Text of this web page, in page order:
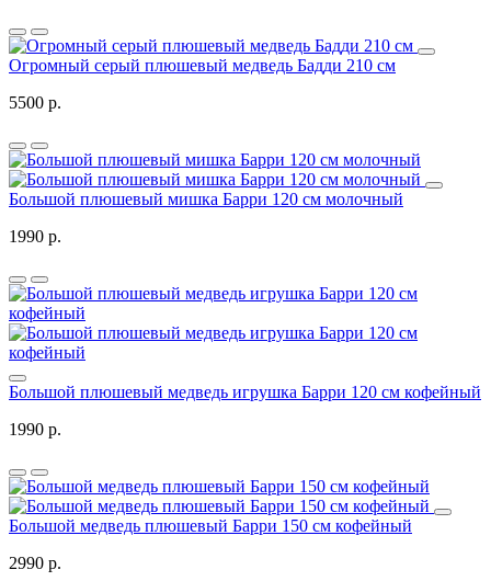
Огромный серый плюшевый медведь Бадди 210 см
5500 р.
Большой плюшевый мишка Барри 120 см молочный
1990 р.
Большой плюшевый медведь игрушка Барри 120 см кофейный
1990 р.
Большой медведь плюшевый Барри 150 см кофейный
2990 р.